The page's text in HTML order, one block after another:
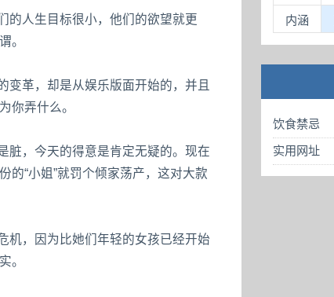
的人生目标很小，他们的欲望就更
。
变革，却是从娱乐版面开始的，并且
你弄什么。
脏，今天的得意是肯定无疑的。现在
的“小姐”就罚个倾家荡产，这对大款
机，因为比她们年轻的女孩已经开始
。
内涵
饮食禁忌
实用网址